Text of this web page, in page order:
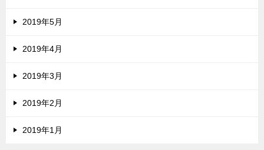
2019年5月
2019年4月
2019年3月
2019年2月
2019年1月